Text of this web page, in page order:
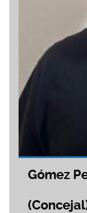
Gómez